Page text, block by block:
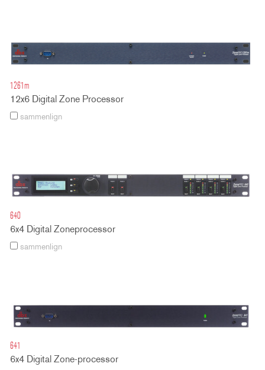
1261m
12x6 Digital Zone Processor
sammenlign
640
6x4 Digital Zoneprocessor
sammenlign
641
6x4 Digital Zone-processor